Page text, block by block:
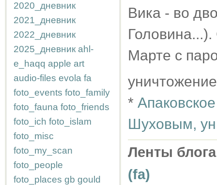
2020_дневник
2021_дневник
2022_дневник
2025_дневник ahl-
e_haqq apple art
audio-files evola fa
foto_events foto_family
foto_fauna foto_friends
foto_ich foto_islam
foto_misc
foto_my_scan
foto_people
foto_places gb gould
Вика - во
Марте с
*
Шуховым,
Ленты
(fa)